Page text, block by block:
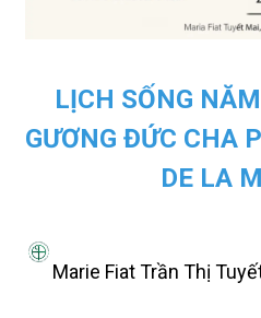
LỊCH SỐNG
GƯƠNG ĐỨC CHA
DE LA
Marie Fiat Trần Thị